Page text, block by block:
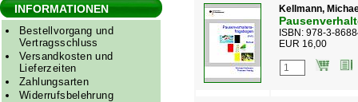
INFORMATIONEN
Bestellvorgang und
Vertragsschluss
Versandkosten und
Lieferzeiten
Zahlungsarten
Widerrufsbelehrung
Kellmann,
ISBN: 978-3-
EUR 16,00